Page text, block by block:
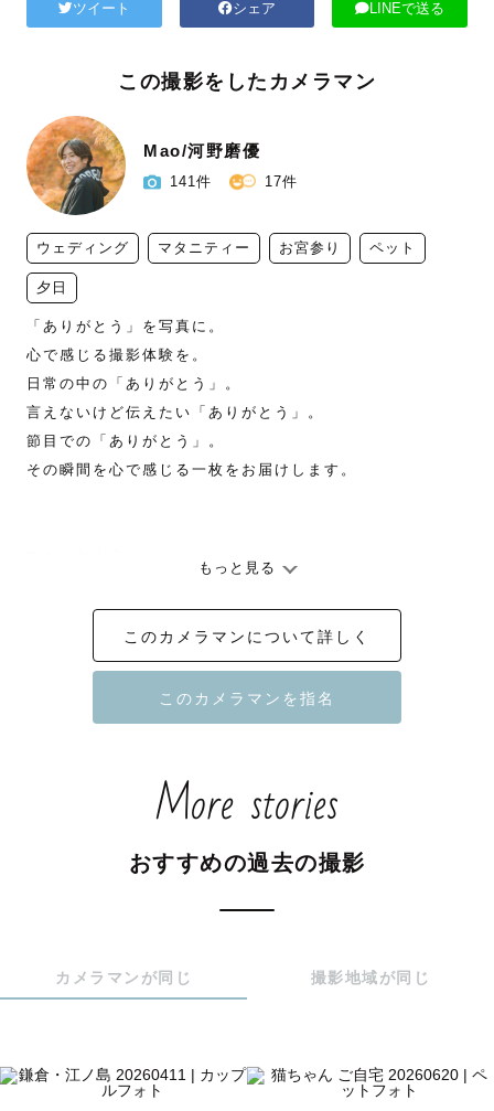
ツイート シェア LINEで送る
この撮影をしたカメラマン
Mao/河野磨優
141件 17件
ウェディング マタニティー お宮参り ペット
夕日
「ありがとう」を写真に。
心で感じる撮影体験を。
日常の中の「ありがとう」。
言えないけど伝えたい「ありがとう」。
節目での「ありがとう」。
その瞬間を心で感じる一枚をお届けします。
「写真を撮られるのが苦手…」という方も
ご安心ください！
一緒にお話ししながら、
自然な笑顔を引き出します！
明るく、楽しい雰囲気の中で撮影をいたします！
また、私はラブグラフのウェディング認定
カメラマンとして活動しております👰
・昭和記念公園
心を込めて撮影いたします！
もっと見る
このカメラマンについて詳しく
More stories
おすすめの過去の撮影
カメラマンが同じ 撮影地域が同じ